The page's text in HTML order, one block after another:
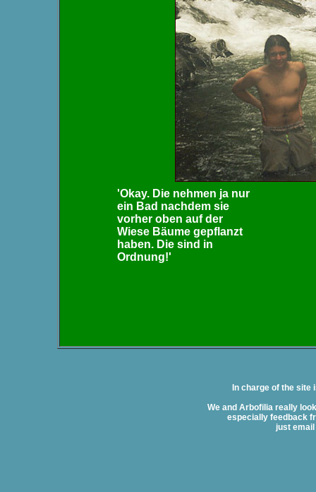
'Okay. Die nehmen ja nur
ein Bad nachdem sie
vorher oben auf der
Wiese Bäume gepflanzt
haben. Die sind in
Ordnung!'
In charge of the
We and Arbofilia really
especially feedback
just